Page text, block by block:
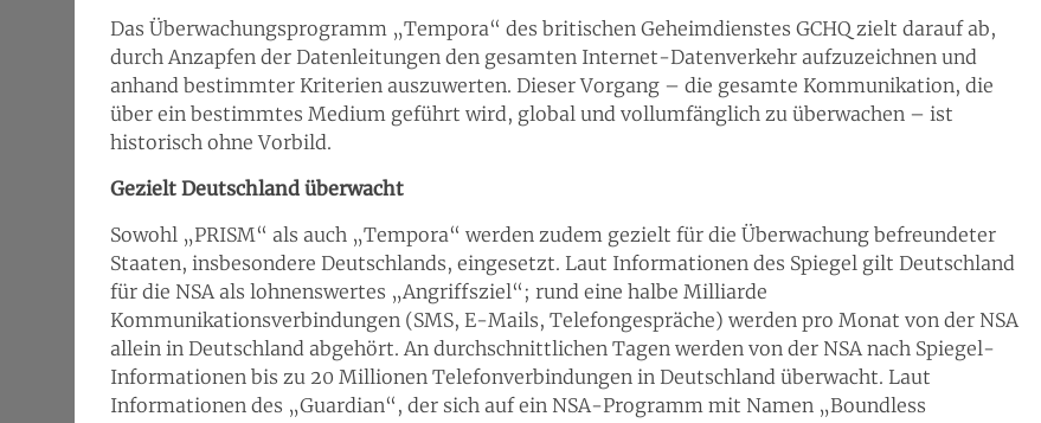
Das Überwachungsprogramm „Tempora“ des britischen Geheimdienstes GCHQ zielt darauf ab,
durch Anzapfen der Datenleitungen den gesamten Internet-Datenverkehr aufzuzeichnen und
anhand bestimmter Kriterien auszuwerten. Dieser Vorgang – die gesamte Kommunikation, die
über ein bestimmtes Medium geführt wird, global und vollumfänglich zu überwachen – ist
historisch ohne Vorbild.
Gezielt Deutschland überwacht
Sowohl „PRISM“ als auch „Tempora“ werden zudem gezielt für die Überwachung befreundeter
Staaten, insbesondere Deutschlands, eingesetzt. Laut Informationen des Spiegel gilt Deutschland
für die NSA als lohnenswertes „Angriffsziel“; rund eine halbe Milliarde
Kommunikationsverbindungen (SMS, E-Mails, Telefongespräche) werden pro Monat von der NSA
allein in Deutschland abgehört. An durchschnittlichen Tagen werden von der NSA nach Spiegel-
Informationen bis zu 20 Millionen Telefonverbindungen in Deutschland überwacht. Laut
Informationen des „Guardian“, der sich auf ein NSA-Programm mit Namen „Boundless